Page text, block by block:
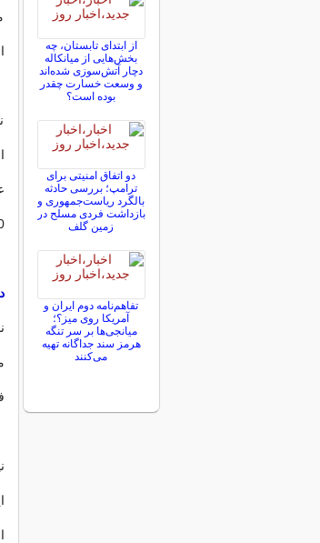
500
از ابتدای تابستان، چه
بخش‌هایی از میانکاله
دچار آتش‌سوزی شده‌اند
و وسعت خسارت چقدر
بوده است؟
دو اتفاق امنیتی برای
ترامپ؛ بررسی حادثه
بالگرد ریاست‌جمهوری و
بازداشت فردی مسلح در
زمین گلف
تفاهم‌نامه دوم ایران و
آمریکا روی میز؟؛
میانجی‌ها بر سر تنگه
هرمز سند جداگانه تهیه
می‌کنند